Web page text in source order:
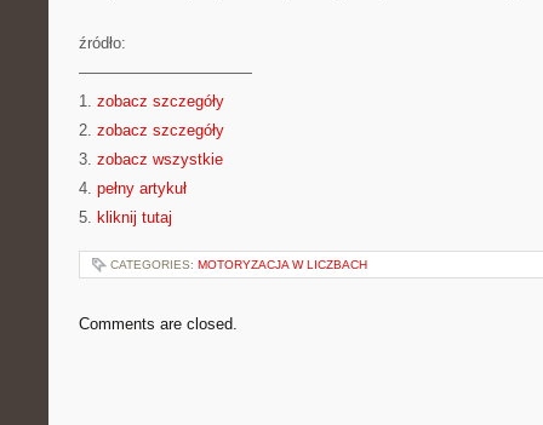
źródło:
———————————
1. zobacz szczegóły
2. zobacz szczegóły
3. zobacz wszystkie
4. pełny artykuł
5. kliknij tutaj
CATEGORIES: MOTORYZACJA W LICZBACH
Comments are closed.